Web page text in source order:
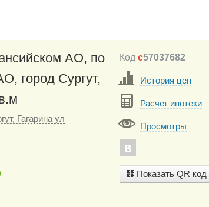
АО, по
город Сургут,
Гагарина ул
Кодc57037682
История цен
Расчет ипотеки
Просмотры
Показать QR код